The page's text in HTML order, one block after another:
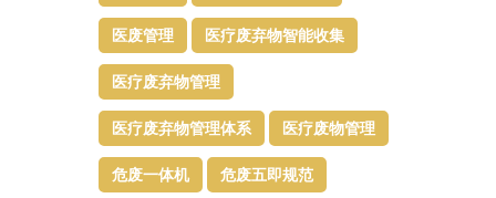
医废管理 医疗废弃物智能收集
医疗废弃物管理​
医疗废弃物管理体系 医疗废物管理
危废一体机 危废五即规范